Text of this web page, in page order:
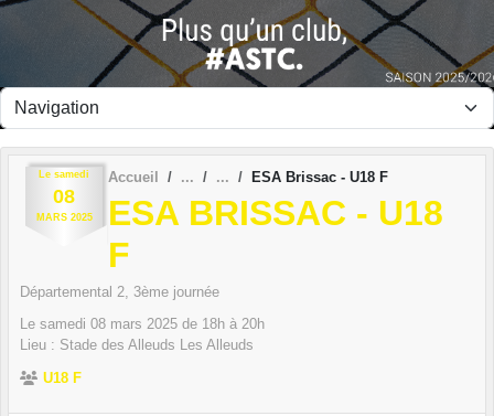
Le samedi
08
MARS 2025
Accueil ESA Brissac - U18 F
ESA BRISSAC - U18
F
Départemental 2, 3ème journée
Le samedi 08 mars 2025 de 18h à 20h
Lieu : Stade des Alleuds Les Alleuds
U18 F
Panneau de gestion des cookies